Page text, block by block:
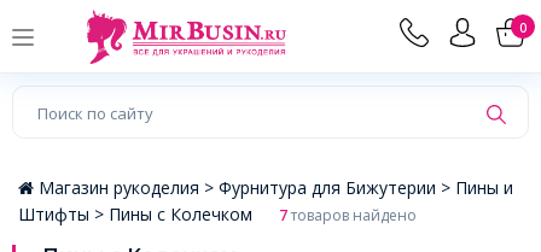
0
×
Магазин рукоделия > Фурнитура для Бижутерии > Пины и
Штифты > Пины с Колечком 7товаров найдено